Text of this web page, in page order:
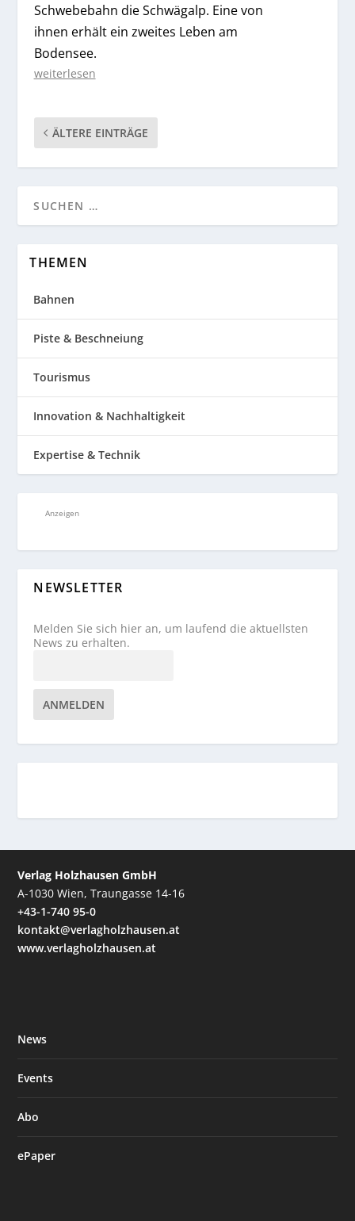
Schwebebahn die Schwägalp. Eine von
ihnen erhält ein zweites Leben am
Bodensee.
weiterlesen
ÄLTERE EINTRÄGE
THEMEN
Bahnen
Piste & Beschneiung
Tourismus
Innovation & Nachhaltigkeit
Expertise & Technik
Anzeigen
NEWSLETTER
Melden Sie sich hier an, um laufend die aktuellsten
News zu erhalten.
ANMELDEN
Verlag Holzhausen GmbH
A-1030 Wien, Traungasse 14-16
+43-1-740 95-0
kontakt@verlagholzhausen.at
www.verlagholzhausen.at
News
Events
Abo
ePaper